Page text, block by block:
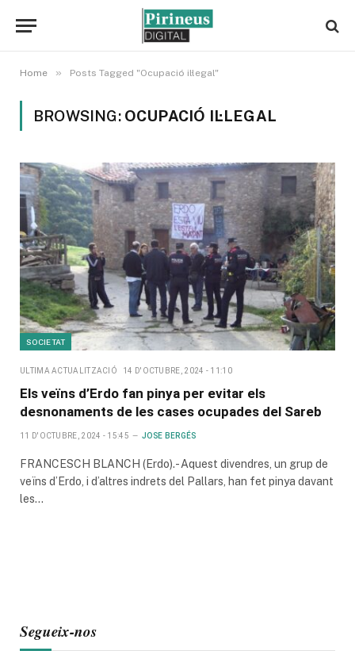
Home » Posts Tagged "Ocupació il·legal"
BROWSING: OCUPACIÓ IL·LEGAL
SOCIETAT
ULTIMA ACTUALITZACIÓ 14 D'OCTUBRE, 2024 - 11:10
Els veïns d’Erdo fan pinya per evitar els
desnonaments de les cases ocupades del Sareb
11 D'OCTUBRE, 2024 - 15:45 JOSE BERGÉS
FRANCESCH BLANCH (Erdo).- Aquest divendres, un grup de
veïns d’Erdo, i d’altres indrets del Pallars, han fet pinya davant
les…
Segueix-nos